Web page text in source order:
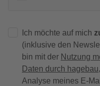
Ich möchte auf mich
(inklusive den
bin mit der Nutzung
Daten durch hagebau
Analyse meines E-